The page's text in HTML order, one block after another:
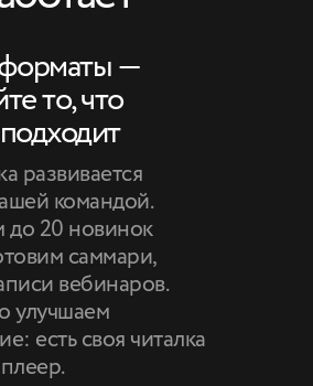
развивается
командой.
до 20 новинок
саммари,
вебинаров.
улучшаем
есть своя читалка
—
то, что